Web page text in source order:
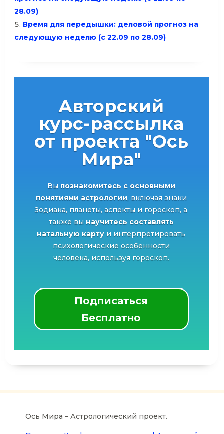
28.09)
Время для передышки: деловой прогноз на
следующую неделю (с 22.09 по 28.09)
Авторский
курс-рассылка
от проекта "Ось
Мира"
Вы познакомитесь с основными
понятиями астрологии, включая знаки
Зодиака, планеты, аспекты и гороскоп, а
также вы научитесь составлять
натальную карту и интерпретировать
психологические особенности
человека, используя гороскоп.
Подписаться
Бесплатно
Ось Мира – Астрологический проект.